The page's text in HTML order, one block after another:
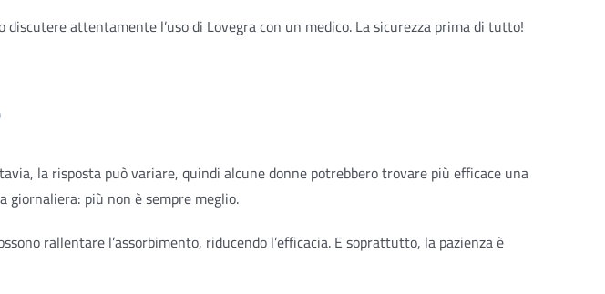
attentamente l’uso di Lovegra con un medico. La sicurezza prima di tutto!
la risposta può variare, quindi alcune donne potrebbero trovare più efficace una
giornaliera: più non è sempre meglio.
rallentare l’assorbimento, riducendo l’efficacia. E soprattutto, la pazienza è